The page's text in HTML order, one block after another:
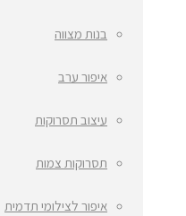
בנות מצווה
איפור ערב
עיצוב תסרוקות
תסרוקות צמות
איפור לצילומי תדמית